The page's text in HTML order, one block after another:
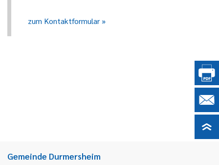
zum Kontaktformular
Gemeinde Durmersheim